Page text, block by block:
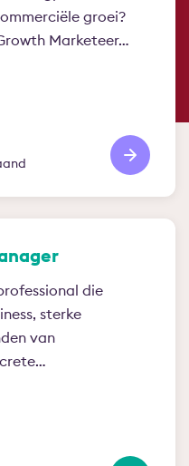
groei?
Marketeer…
die
sterke
van